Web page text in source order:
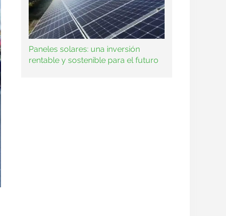
Paneles solares: una inversión
rentable y sostenible para el futuro